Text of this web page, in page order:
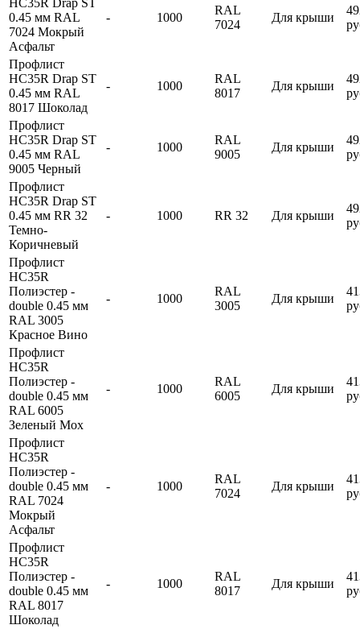
0.45 мм RAL
7024 Мокрый
Асфальт
- 1000
RAL
7024
Для крыши
Профлист
HC35R Drap ST
0.45 мм RAL
8017 Шоколад
- 1000
RAL
8017
Для крыши
Профлист
HC35R Drap ST
0.45 мм RAL
9005 Черный
- 1000
RAL
9005
Для крыши
Профлист
HC35R Drap ST
0.45 мм RR 32
Темно-
Коричневый
- 1000 RR 32 Для крыши
Профлист
HC35R
Полиэстер -
double 0.45 мм
RAL 3005
Красное Вино
- 1000
RAL
3005
Для крыши
Профлист
HC35R
Полиэстер -
double 0.45 мм
RAL 6005
Зеленый Мох
- 1000
RAL
6005
Для крыши
Профлист
HC35R
Полиэстер -
double 0.45 мм
RAL 7024
Мокрый
Асфальт
- 1000
RAL
7024
Для крыши
Профлист
HC35R
Полиэстер -
double 0.45 мм
RAL 8017
Шоколад
- 1000
RAL
8017
Для крыши